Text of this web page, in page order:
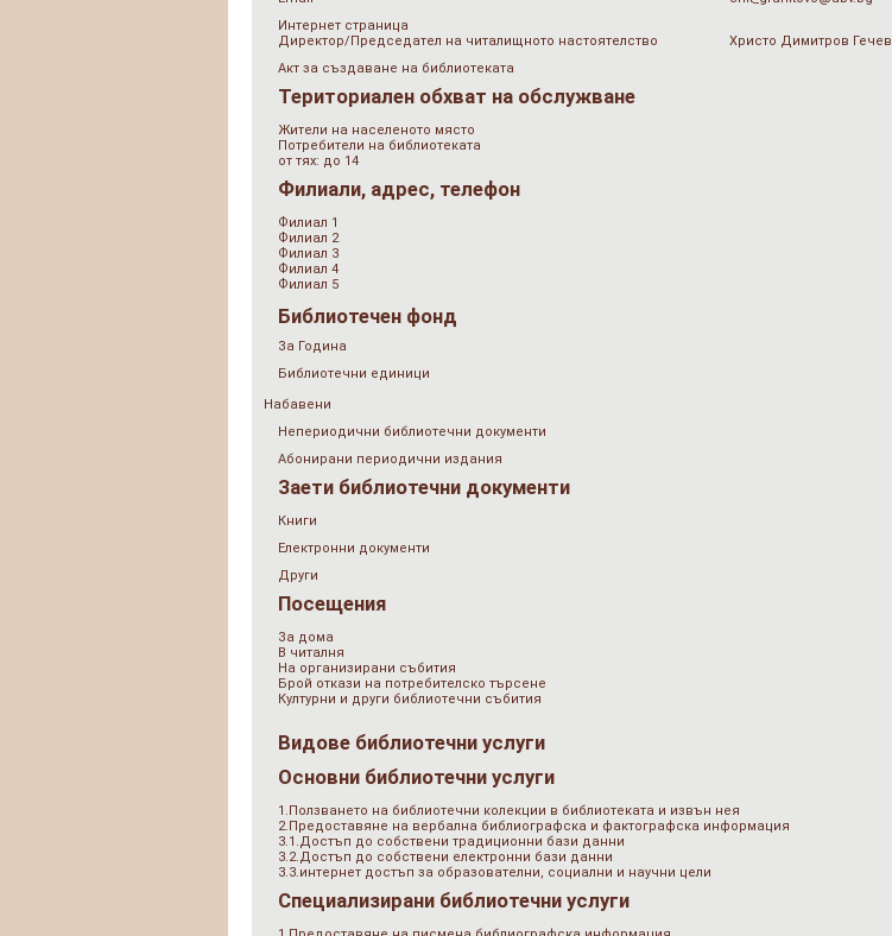
Интернет страница
Директор/Председател на читалищното настоятелство
Христо Димитров Гечев
Акт за създаване на библиотеката
Териториален обхват на обслужване
Жители на населеното място
Потребители на библиотеката
от тях: до 14
Филиали, адрес, телефон
Филиал 1
Филиал 2
Филиал 3
Филиал 4
Филиал 5
Библиотечен фонд
За Година
Библиотечни единици
Набавени
Непериодични библиотечни документи
Абонирани периодични издания
Заети библиотечни документи
Книги
Електронни документи
Други
Посещения
За дома
В читалня
На организирани събития
Брой откази на потребителско търсене
Културни и други библиотечни събития
Видове библиотечни услуги
Основни библиотечни услуги
1.Ползването на библиотечни колекции в библиотеката и извън нея
2.Предоставяне на вербална библиографска и фактографска информация
3.1.Достъп до собствени традиционни бази данни
3.2.Достъп до собствени електронни бази данни
3.3.интернет достъп за образователни, социални и научни цели
Специализирани библиотечни услуги